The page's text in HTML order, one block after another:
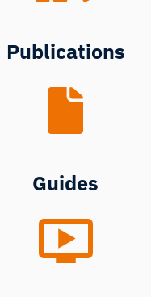
Publications
Guides